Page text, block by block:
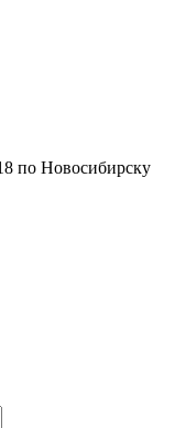
по Новосибирску